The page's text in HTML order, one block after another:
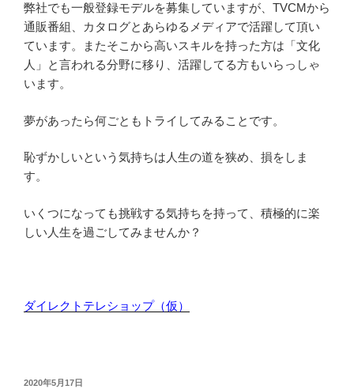
弊社でも一般登録モデルを募集していますが、TVCMから
通販番組、カタログとあらゆるメディアで活躍して頂い
ています。またそこから高いスキルを持った方は「文化
人」と言われる分野に移り、活躍してる方もいらっしゃ
います。
夢があったら何ごともトライしてみることです。
恥ずかしいという気持ちは人生の道を狭め、損をしま
す。
いくつになっても挑戦する気持ちを持って、積極的に楽
しい人生を過ごしてみませんか？
ダイレクトテレショップ（仮）
投
2020年5月17日